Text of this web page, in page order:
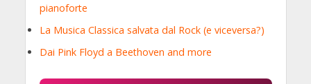
pianoforte
La Musica Classica salvata dal Rock (e viceversa?)
Dai Pink Floyd a Beethoven and more